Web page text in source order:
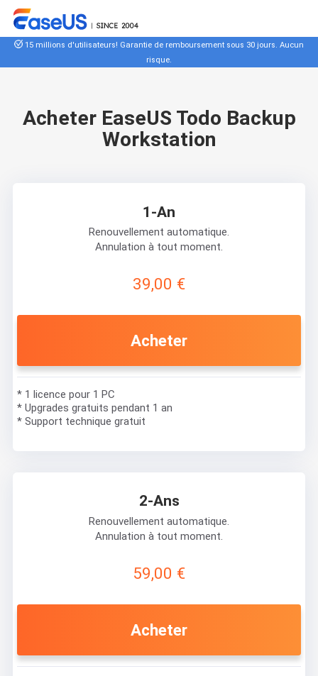
15 millions d'utilisateurs! Garantie de remboursement sous 30 jours. Aucun
risque.
Acheter EaseUS Todo Backup
Workstation
1-An
Renouvellement automatique.
Annulation à tout moment.
39,00 €
Acheter
* 1 licence pour 1 PC
* Upgrades gratuits pendant 1 an
* Support technique gratuit
2-Ans
Renouvellement automatique.
Annulation à tout moment.
59,00 €
Acheter